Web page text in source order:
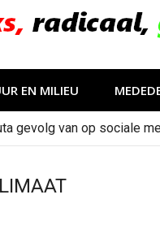
EN MILIEU
gevolg van op sociale